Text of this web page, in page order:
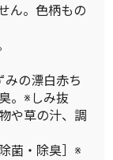
ん。色柄もの
みの漂白赤ち
。※しみ抜
や草の汁、調
菌・除臭］※